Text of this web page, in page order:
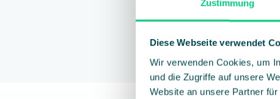
Zustimmung
Diese Webseite verwendet
Wir verwenden Cookies, um
und die Zugriffe auf unsere
Website an unsere Partner